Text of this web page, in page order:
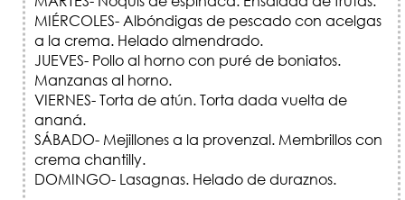
MIÉRCOLES- Albóndigas de pescado con acelgas
a la crema. Helado almendrado.
JUEVES- Pollo al horno con puré de boniatos.
Manzanas al horno.
VIERNES- Torta de atún. Torta dada vuelta de
ananá.
SÁBADO- Mejillones a la provenzal. Membrillos con
crema chantilly.
DOMINGO- Lasagnas. Helado de duraznos.